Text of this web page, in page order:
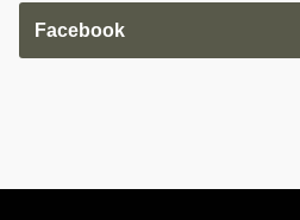
Facebook